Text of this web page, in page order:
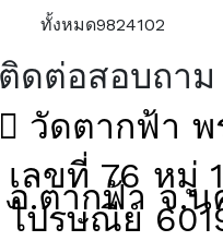
ทั้งหมด9824102
ดต่อสอบถาม
วัดตากฟ้า พ
เลขที่ 76 หมู่
อ.ตากฟ้า จ.น
ไปรษณีย์